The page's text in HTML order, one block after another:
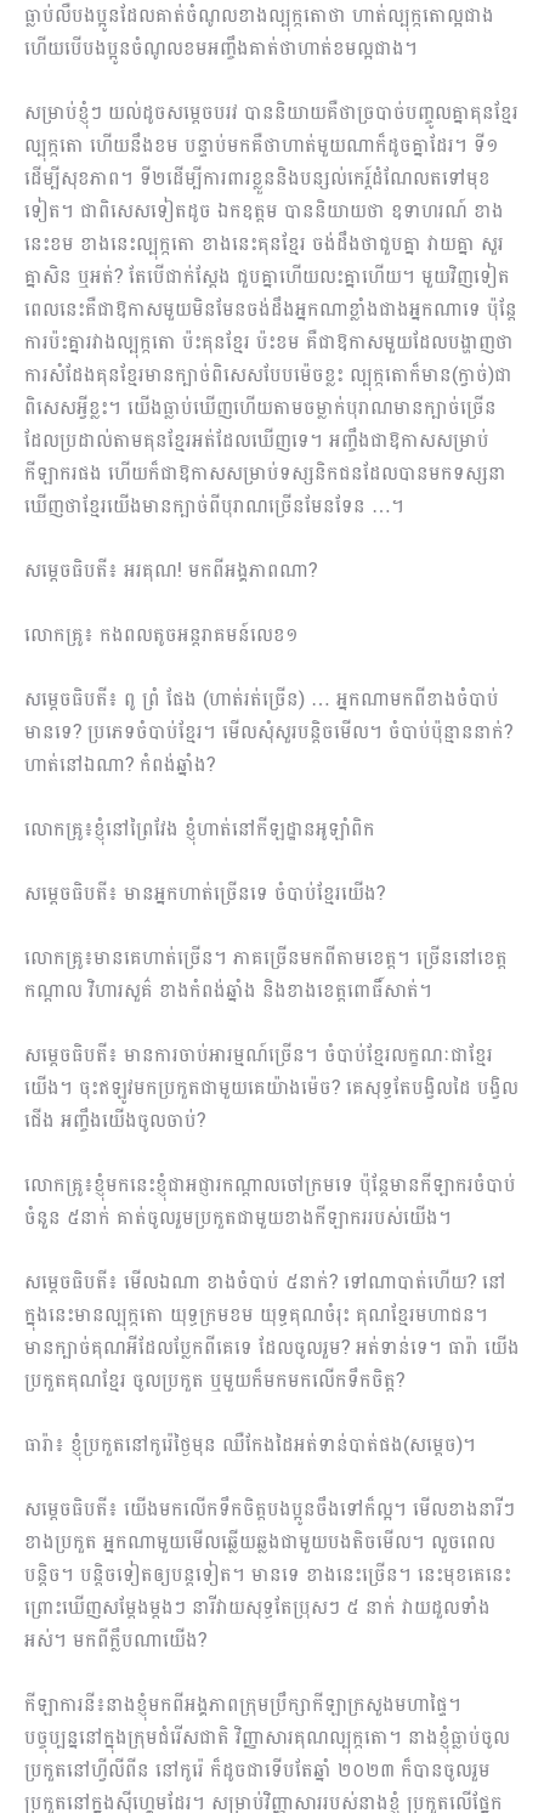
ធ្លាប់លឺបងប្អូនដែលគាត់ចំណូលខាងល្បុក្កតោថា ហាត់ល្បុក្កតោល្អជាង
ហើយបើបងប្អូនចំណូលខមអញ្ចឹងគាត់ថាហាត់ខមល្អជាង។
សម្រាប់ខ្ញុំៗ យល់ដូចសម្តេចបរវ បាននិយាយគឺថាច្របាច់បញ្ចូលគ្នាគុនខ្មែរ
ល្បុក្កតោ ហើយនឹងខម បន្ទាប់មកគឺថាហាត់មួយណាក៏ដូចគ្នាដែរ។ ទី១
ដើម្បីសុខភាព។ ទី២ដើម្បីការពារខ្លួននិងបន្សល់កេរ្ត៍ដំណែលតទៅមុខ
ទៀត។ ជាពិសេសទៀតដូច ឯកឧត្តម បាននិយាយថា ឧទាហរណ៍ ខាង
នេះខម ខាងនេះល្បុក្កតោ ខាងនេះគុនខ្មែរ ចង់ដឹងថាជួបគ្នា វាយគ្នា សួរ
គ្នាសិន ឬអត់? តែបើជាក់ស្តែង ជួបគ្នាហើយលះគ្នាហើយ។ មួយវិញទៀត
ពេលនេះគឺជាឱកាសមួយមិនមែនចង់ដឹងអ្នកណាខ្លាំងជាងអ្នកណាទេ ប៉ុន្តែ
ការប៉ះគ្នារវាងល្បុក្កតោ ប៉ះគុនខ្មែរ ប៉ះខម គឺជាឱកាសមួយដែលបង្ហាញថា
ការសំដែងគុនខ្មែរមានក្បាច់ពិសេសបែបម៉េចខ្លះ ល្បុក្កតោក៏មាន(ក្វាច់)ជា
ពិសេសអ្វីខ្លះ។ យើងធ្លាប់ឃើញហើយតាមចម្លាក់បុរាណមានក្បាច់ច្រើន
ដែលប្រដាល់តាមគុនខ្មែរអត់ដែលឃើញទេ។ អញ្ចឹងជាឱកាសសម្រាប់
កីឡាករផង ហើយក៏ជាឱកាសសម្រាប់ទស្សនិកជនដែលបានមកទស្សនា
ឃើញថាខ្មែរយើងមានក្បាច់ពីបុរាណច្រើនមែនទែន …។
សម្តេចធិបតី៖ អរគុណ! មកពីអង្គភាពណា?
លោកគ្រូ៖ កងពលតូចអន្តរាគមន៍លេខ១
សម្តេចធិបតី៖ ពូ ព្រំ ផែង (ហាត់រត់ច្រើន) … អ្នកណាមកពីខាងចំបាប់
មានទេ? ប្រភេទចំបាប់ខ្មែរ។ មើលសុំសួរបន្តិចមើល។ ចំបាប់ប៉ុន្មាននាក់?
ហាត់នៅឯណា? កំពង់ឆ្នាំង?
លោកគ្រូ៖ខ្ញុំនៅព្រៃវែង ខ្ញុំហាត់នៅកីឡដ្ឋានអូឡាំពិក
សម្តេចធិបតី៖ មានអ្នកហាត់ច្រើនទេ ចំបាប់ខ្មែរយើង?
លោកគ្រូ៖មានគេហាត់ច្រើន។ ភាគច្រើនមកពីតាមខេត្ត។ ច្រើននៅខេត្ត
កណ្តាល វិហារសួគ៌ ខាងកំពង់ឆ្នាំង និងខាងខេត្តពោធិ៍សាត់។
សម្តេចធិបតី៖ មានការចាប់អារម្មណ៍ច្រើន។ ចំបាប់ខ្មែរលក្ខណៈជាខ្មែរ
យើង។ ចុះឥឡូវមកប្រកួតជាមួយគេយ៉ាងម៉េច? គេសុទ្ធតែបង្វិលដៃ បង្វិល
ជើង អញ្ចឹងយើងចូលចាប់?
លោកគ្រូ៖ខ្ញុំមកនេះខ្ញុំជាអជ្ញារកណ្តាលចៅក្រមទេ ប៉ុន្តែមានកីឡាករចំបាប់
ចំនួន ៥នាក់ គាត់ចូលរួមប្រកួតជាមួយខាងកីឡាកររបស់យើង។
សម្តេចធិបតី៖ មើលឯណា ខាងចំបាប់ ៥នាក់? ទៅណាបាត់ហើយ? នៅ
ក្នុងនេះមានល្បុក្កតោ យុទ្ធក្រមខម យុទ្ធគុណចំរុះ គុណខ្មែរមហាជន។
មានក្បាច់គុណអីដែលប្លែកពីគេទេ ដែលចូលរួម? អត់ទាន់ទេ។ ធារ៉ា យើង
ប្រកួតគុណខ្មែរ ចូលប្រកួត ឬមួយក៏មកមកលើកទឹកចិត្ត?
ធារ៉ា៖ ខ្ញុំប្រកួតនៅកូរ៉េថ្ងៃមុន ឈឺកែងដៃអត់ទាន់បាត់ផង(សម្តេច)។
សម្តេចធិបតី៖ យើងមកលើកទឹកចិត្តបងប្អូនចឹងទៅក៏ល្អ។ មើលខាងនារីៗ
ខាងប្រកួត អ្នកណាមួយមើលឆ្លើយឆ្លងជាមួយបងតិចមើល។ លួចពេល
បន្តិច។ បន្តិចទៀតឲ្យបន្តទៀត។ មានទេ ខាងនេះច្រើន។ នេះមុខគេនេះ
ព្រោះឃើញសម្តែងម្តងៗ នារីវាយសុទ្ធតែប្រុសៗ ៥ នាក់ វាយដួលទាំង
អស់។ មកពីក្លឹបណាយើង?
កីឡាការនី៖នាងខ្ញុំមកពីអង្គភាពក្រុមប្រឹក្សាកីឡាក្រសួងមហាផ្ទៃ។
បច្ចុប្បន្ននៅក្នុងក្រុមជំរើសជាតិ វិញ្ញាសារគុណល្បុក្កតោ។ នាងខ្ញុំធ្លាប់ចូល
ប្រកួតនៅហ្វីលីពីន នៅកូរ៉េ ក៏ដូចជាទើបតែឆ្នាំ ២០២៣ ក៏បានចូលរួម
ប្រកួតនៅក្នុងស៊ីហ្គេមដែរ។ សម្រាប់វិញ្ញាសាររបស់នាងខ្ញុំ ប្រកួតលើផ្នែក